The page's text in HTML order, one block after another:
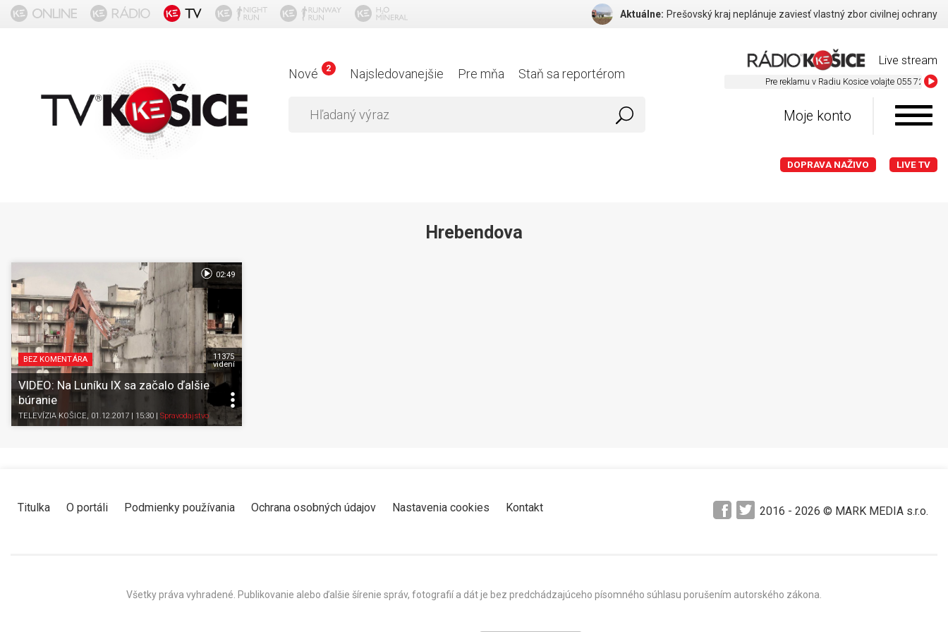
Aktuálne: Prešovský kraj neplánuje zaviesť vlastný zbor civilnej ochrany
Live stream
Pre reklamu v Radiu Kosice volajte 055 729 59 60
Nové 2 Najsledovanejšie Pre mňa Staň sa reportérom
Moje konto
DOPRAVA NAŽIVO LIVE TV
Hrebendova
BEZ KOMENTÁRA
VIDEO: Na Luníku IX sa začalo ďalšie
búranie
TELEVÍZIA KOŠICE, 01.12.2017 | 15:30 Spravodajstvo
11375
videní
02:49
Titulka O portáli Podmienky používania Ochrana osobných údajov Nastavenia cookies Kontakt 2016 - 2026 © MARK MEDIA s.r.o.
Všetky práva vyhradené. Publikovanie alebo ďalšie šírenie správ, fotografií a dát je bez predchádzajúceho písomného súhlasu porušením autorského zákona.